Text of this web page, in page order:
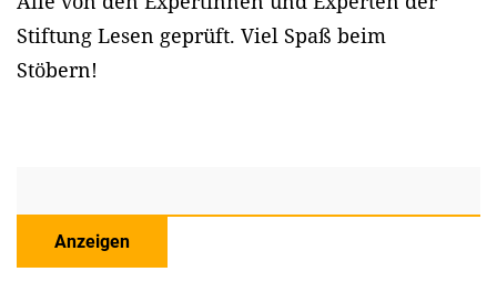
Stiftung Lesen geprüft. Viel Spaß beim
Stöbern!
Anzeigen